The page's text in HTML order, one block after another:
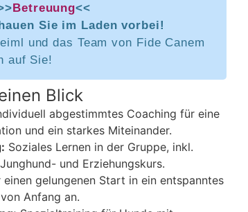
Betreuung<<
Sie im Laden vorbei!
und das Team von Fide Canem
auf Sie!
Blick
abgestimmtes Coaching für eine
und ein starkes Miteinander.
Soziales Lernen in der Gruppe, inkl.
und Erziehungskurs.
einen gelungenen Start in ein entspanntes
Anfang an.